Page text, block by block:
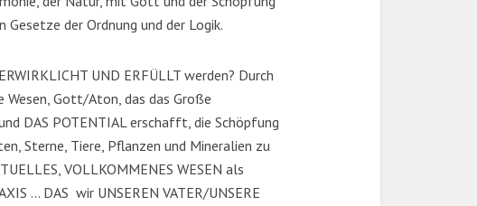
der Ordnung und der Logik.
UND ERFÜLLT werden? Durch
Gott/Aton, das das Große
DAS POTENTIAL erschafft, die Schöpfung
Sterne, Tiere, Pflanzen und Mineralien zu
VOLLKOMMENES WESEN als
… DAS wir UNSEREN VATER/UNSERE